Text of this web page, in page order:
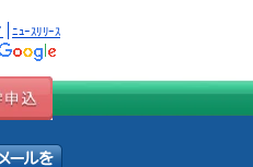
ﾆｭｰｽﾘﾘｰｽ